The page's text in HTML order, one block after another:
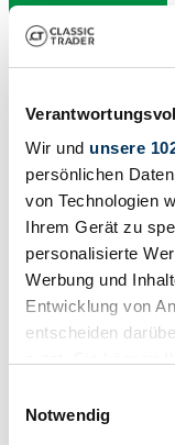
Wir und unsere
persönlichen
von Technologien
Ihrem Gerät zu
personalisierte
Werbung und
Entwicklung von
entscheiden
Trigger Symbol
Notwendig
Händler
Karosserieform
Tachostand (abgelesen)
107.000 km